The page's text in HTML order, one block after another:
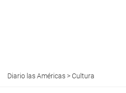
Diario las Américas> Cultura